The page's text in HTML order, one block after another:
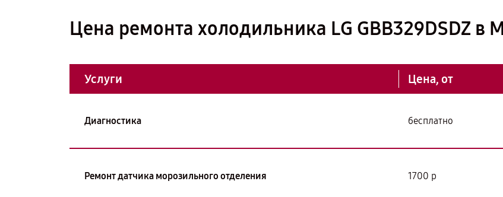
Цена ремонта холодильника LG GBB329DSDZ в
Услуги Цена, от
Диагностика бесплатно
Ремонт датчика морозильного отделения 1700 р